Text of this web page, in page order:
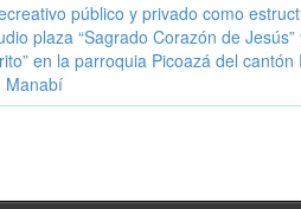
público y privado como
plaza “Sagrado Corazón de
en la parroquia Picoazá del cantón
Manabí